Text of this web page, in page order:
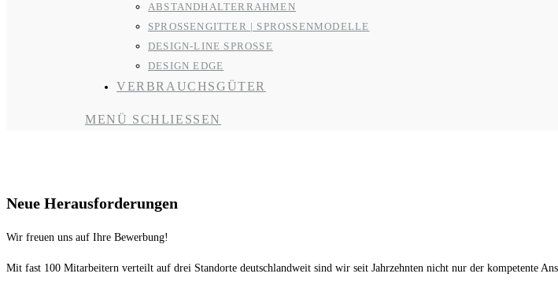
ABSTANDHALTERRAHMEN
SPROSSENGITTER | SPROSSENMODELLE
DESIGN-LINE SPROSSE
DESIGN EDGE
VERBRAUCHSGÜTER
MENÜ SCHLIESSEN
Neue Herausforderungen
Wir freuen uns auf Ihre Bewerbung!
Mit fast 100 Mitarbeitern verteilt auf drei Standorte deutschlandweit sind wir seit Jahrzehnten nicht nur der kompetente